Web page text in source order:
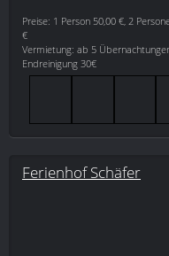
Preise: 1 Person 50,00 €, 2
€
Vermietung: ab 5
Endreinigung 30€
Ferienhof Schäfer